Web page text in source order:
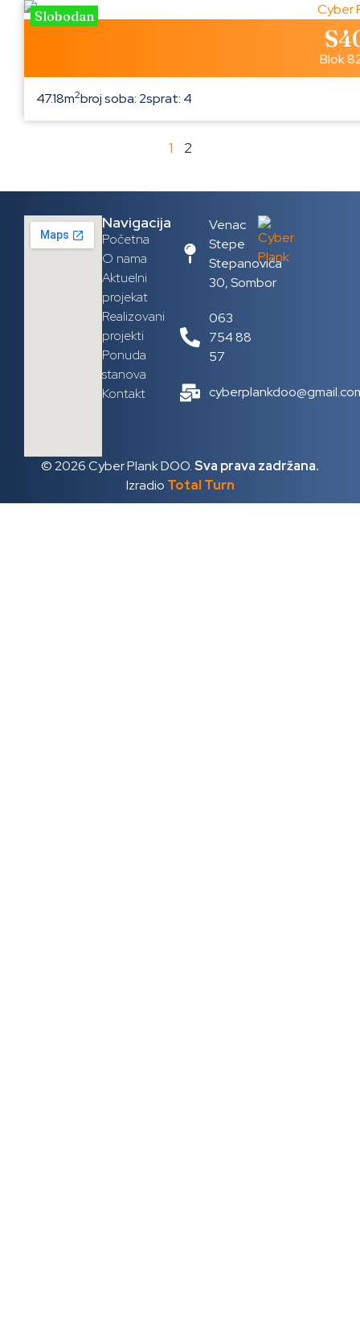
Slobodan
Blok
47.18m2broj soba: 2sprat: 4
1 2
Navigacija
Početna
O nama
Aktuelni
projekat
Realizovani
projekti
Ponuda
stanova
Kontakt
Venac
Stepe
Stepanovića
30, Sombor
063
754 88
57
© 2026 Cyber Plank DOO.Sva prava zadržana.
Izradio Total Turn